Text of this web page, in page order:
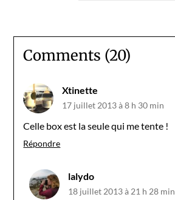
Comments (20)
Xtinette
17 juillet 2013 à 8 h 30 min
Celle box est la seule qui me tente !
Répondre
lalydo
18 juillet 2013 à 21 h 28 min